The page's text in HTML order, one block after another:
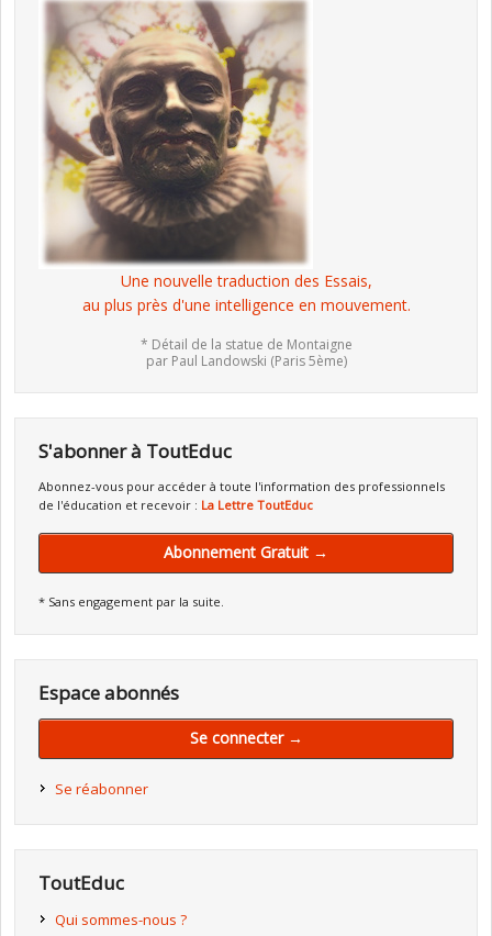
Une nouvelle traduction des Essais,
au plus près d'une intelligence en mouvement.
* Détail de la statue de Montaigne
par Paul Landowski (Paris 5ème)
S'abonner à ToutEduc
Abonnez-vous pour accéder à toute l'information des professionnels
de l'éducation et recevoir : La Lettre ToutEduc
Abonnement Gratuit →
* Sans engagement par la suite.
Espace abonnés
Se connecter →
Se réabonner
ToutEduc
Qui sommes-nous ?